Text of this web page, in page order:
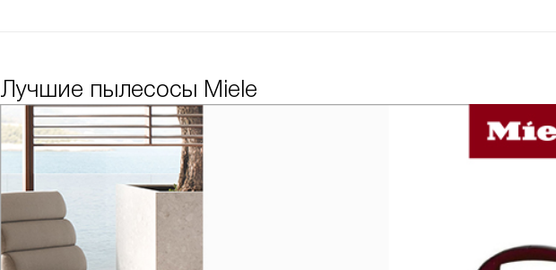
Лучшие пылесосы Miele